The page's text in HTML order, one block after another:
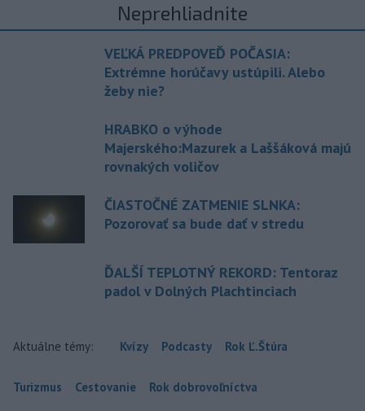
Neprehliadnite
VEĽKÁ PREDPOVEĎ POČASIA:
Extrémne horúčavy ustúpili. Alebo
žeby nie?
HRABKO o výhode
Majerského:Mazurek a Laššáková majú
rovnakých voličov
ČIASTOČNÉ ZATMENIE SLNKA:
Pozorovať sa bude dať v stredu
ĎALŠÍ TEPLOTNÝ REKORD: Tentoraz
padol v Dolných Plachtinciach
Aktuálne témy: Kvízy Podcasty Rok Ľ.Štúra
Turizmus Cestovanie Rok dobrovoľníctva